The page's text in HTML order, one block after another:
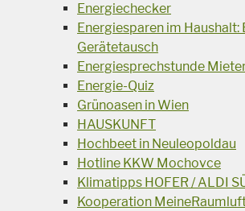
Energiechecker
Energiesparen im Haushalt:
Gerätetausch
Energiesprechstunde
Energie-Quiz
Grünoasen in Wien
HAUSKUNFT
Hochbeet in Neuleopoldau
Hotline KKW Mochovce
Klimatipps HOFER / ALDI
Kooperation